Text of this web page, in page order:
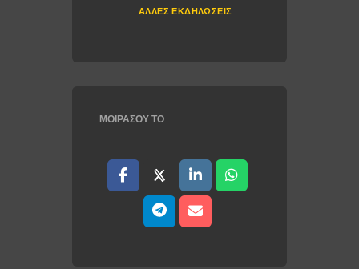
ΆΛΛΕΣ ΕΚΔΗΛΏΣΕΙΣ
ΜΟΙΡΆΣΟΥ ΤΟ